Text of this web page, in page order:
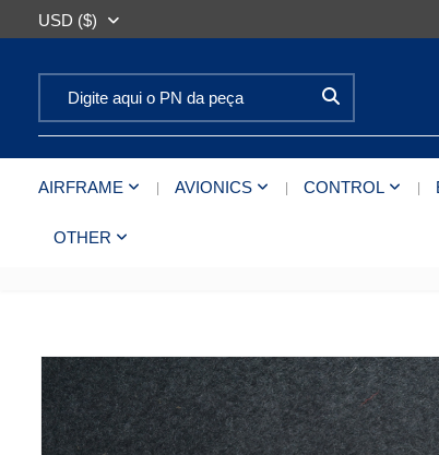
USD ($)
AIRFRAME AVIONICS CONTROL
OTHER